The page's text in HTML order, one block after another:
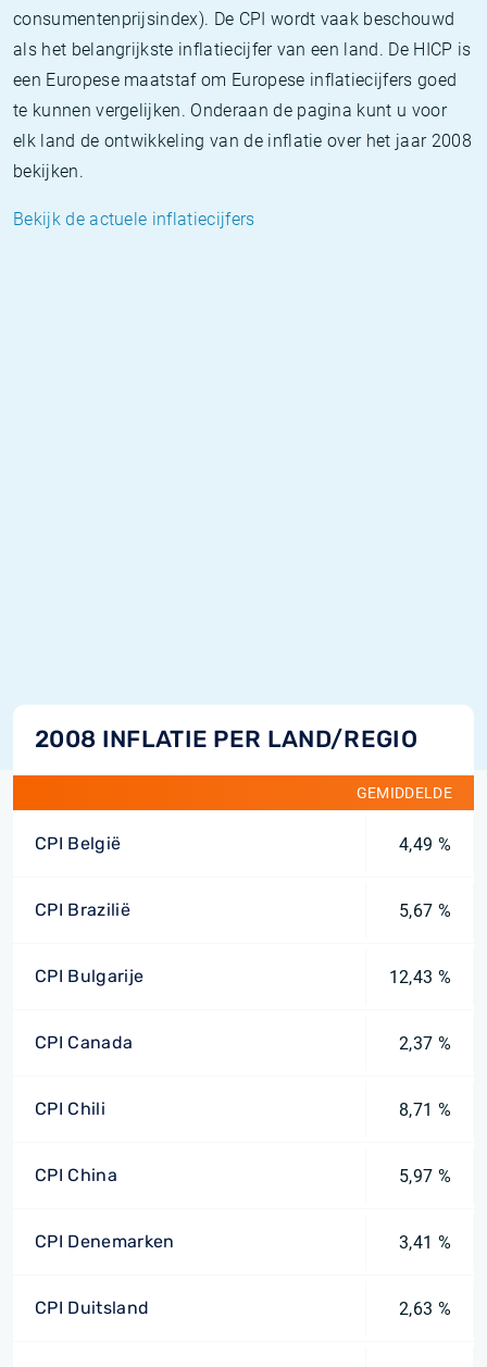
consumentenprijsindex). De CPI wordt vaak beschouwd
als het belangrijkste inflatiecijfer van een land. De HICP is
een Europese maatstaf om Europese inflatiecijfers goed
te kunnen vergelijken. Onderaan de pagina kunt u voor
elk land de ontwikkeling van de inflatie over het jaar 2008
bekijken.
Bekijk de actuele inflatiecijfers
2008 INFLATIE PER LAND/REGIO
GEMIDDELDE
CPI België 4,49 %
CPI Brazilië 5,67 %
CPI Bulgarije 12,43 %
CPI Canada 2,37 %
CPI Chili 8,71 %
CPI China 5,97 %
CPI Denemarken 3,41 %
CPI Duitsland 2,63 %